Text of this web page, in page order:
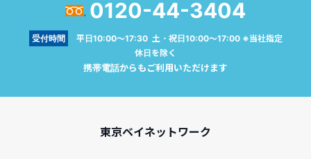
0120-44-3404
受付時間
平日10:00～17:30 土・祝日10:00～17:00 ※当社指定
休日を除く
携帯電話からもご利用いただけます
東京ベイネットワーク